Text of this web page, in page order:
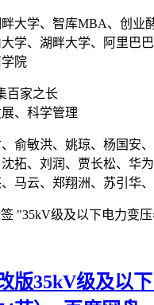
大学、智库MBA、创业
学、湖畔大学、阿里巴
院
百家之长
、科学管理
俞敏洪、姚琼、杨国安
拓、刘润、贾长松、华
马云、郑翔洲、苏引华
"35kV级及以下电力变
版35kV级及以